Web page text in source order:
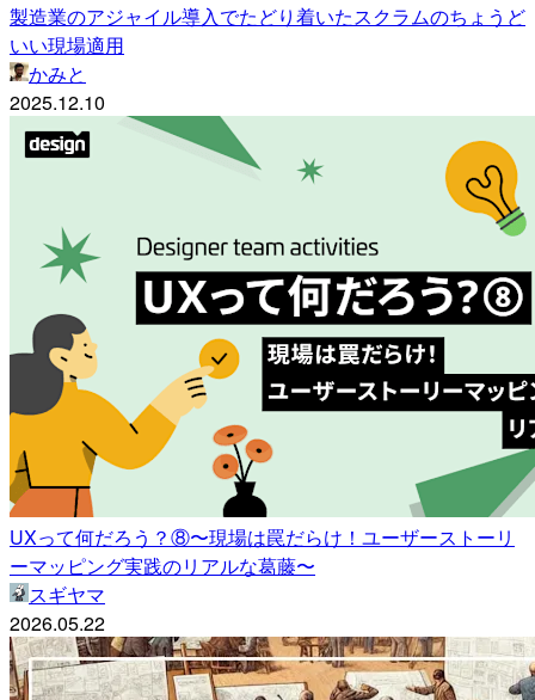
製造業のアジャイル導入でたどり着いたスクラムのちょうど
いい現場適用
かみと
2025.12.10
UXって何だろう？⑧〜現場は罠だらけ！ユーザーストーリ
ーマッピング実践のリアルな葛藤〜
スギヤマ
2026.05.22